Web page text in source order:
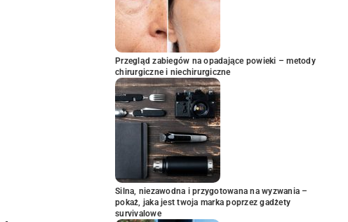
Przegląd zabiegów na opadające powieki – metody
chirurgiczne i niechirurgiczne
Silna, niezawodna i przygotowana na wyzwania –
pokaż, jaka jest twoja marka poprzez gadżety
survivalowe